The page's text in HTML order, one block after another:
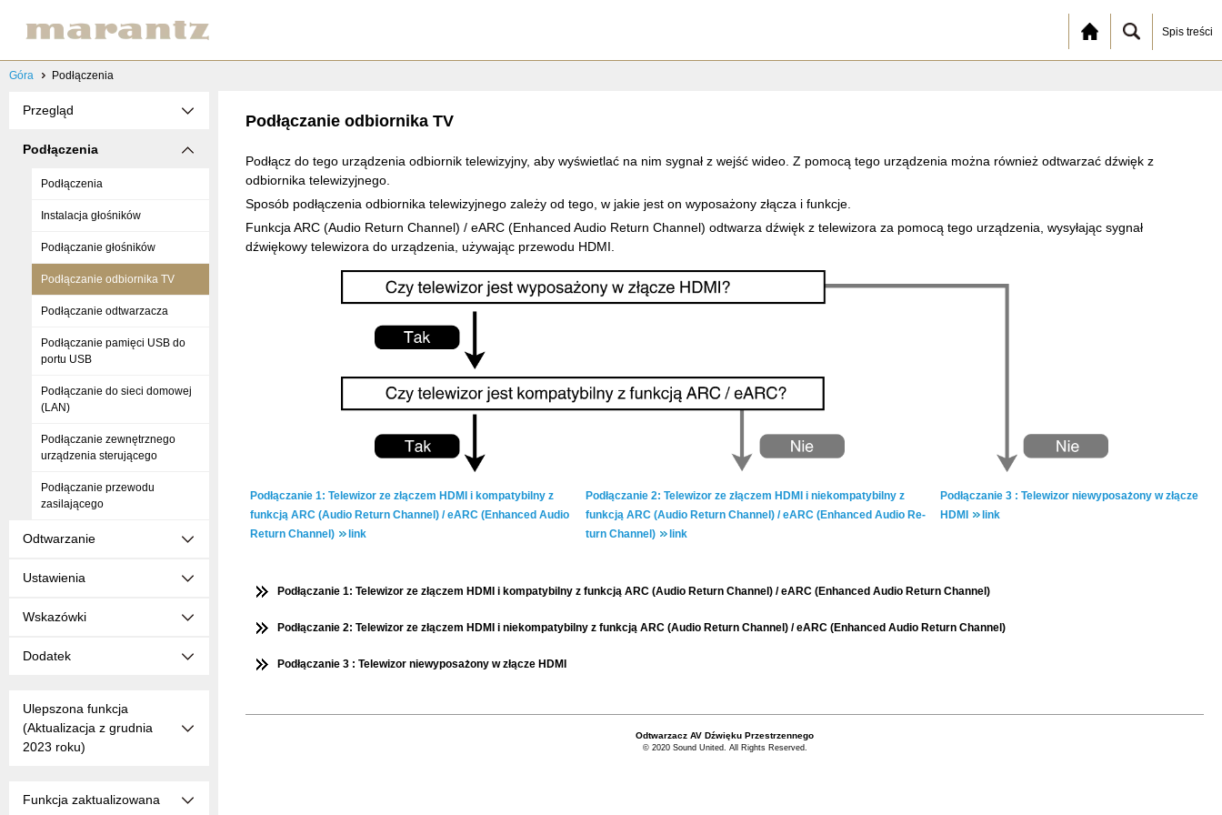
Spis treści
Góra Podłączenia
Przegląd
Podłączenia
Podłączenia
Instalacja głośników
Podłączanie głośników
Podłączanie odbiornika TV
Podłączanie odtwarzacza
Podłączanie pamięci USB do
portu USB
Podłączanie do sieci domowej
(LAN)
Podłączanie zewnętrznego
urządzenia sterującego
Podłączanie przewodu
zasilającego
Odtwarzanie
Ustawienia
Wskazówki
Dodatek
Ulepszona funkcja
(Aktualizacja z grudnia
2023 roku)
Funkcja zaktualizowana
Podłączanie odbiornika TV
Podłącz do tego urządzenia odbiornik telewizyjny, aby wyświetlać na nim sygnał z wejść wideo. Z pomocą tego urządzenia można również odtwarzać dźwięk z
odbiornika telewizyjnego.
Sposób podłączenia odbiornika telewizyjnego zależy od tego, w jakie jest on wyposażony złącza i funkcje.
Funkcja ARC (Audio Return Channel) / eARC (Enhanced Audio Return Channel) odtwarza dźwięk z telewizora za pomocą tego urządzenia, wysyłając sygnał
dźwiękowy telewizora do urządzenia, używając przewodu HDMI.
Pod­łą­cza­nie 1: Te­le­wi­zor ze złą­czem HDMI i kom­pa­ty­bil­ny z
funk­cją ARC (Audio Re­turn Chan­nel) / eARC (En­han­ced Audio
Re­turn Chan­nel)
link
Pod­łą­cza­nie 2: Te­le­wi­zor ze złą­czem HDMI i nie­kom­pa­ty­bil­ny z
funk­cją ARC (Audio Re­turn Chan­nel) / eARC (En­han­ced Audio Re­
turn Chan­nel)
link
Pod­łą­cza­nie 3 : Te­le­wi­zor nie­wy­po­sa­żo­ny w złą­cze
HDMI
link
Podłączanie 1: Telewizor ze złączem HDMI i kompatybilny z funkcją ARC (Audio Return Channel) / eARC (Enhanced Audio Return Channel)
Podłączanie 2: Telewizor ze złączem HDMI i niekompatybilny z funkcją ARC (Audio Return Channel) / eARC (Enhanced Audio Return Channel)
Podłączanie 3 : Telewizor niewyposażony w złącze HDMI
Odtwarzacz AV Dźwięku Przestrzennego
© 2020 Sound United. All Rights Reserved.